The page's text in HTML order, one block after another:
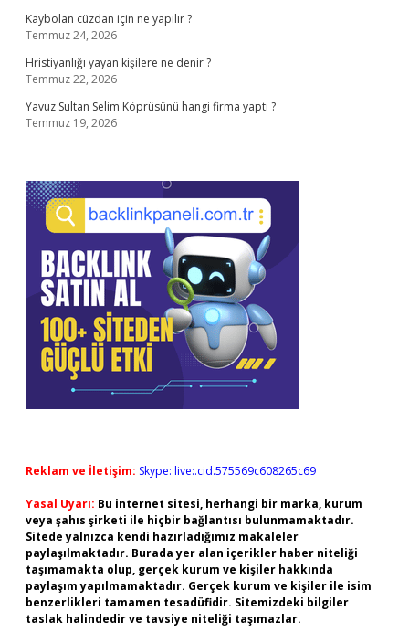
Kaybolan cüzdan için ne yapılır ?
Temmuz 24, 2026
Hristiyanlığı yayan kişilere ne denir ?
Temmuz 22, 2026
Yavuz Sultan Selim Köprüsünü hangi firma yaptı ?
Temmuz 19, 2026
Reklam ve İletişim: Skype: live:.cid.575569c608265c69
Yasal Uyarı: Bu internet sitesi, herhangi bir marka, kurum
veya şahıs şirketi ile hiçbir bağlantısı bulunmamaktadır.
Sitede yalnızca kendi hazırladığımız makaleler
paylaşılmaktadır. Burada yer alan içerikler haber niteliği
taşımamakta olup, gerçek kurum ve kişiler hakkında
paylaşım yapılmamaktadır. Gerçek kurum ve kişiler ile isim
benzerlikleri tamamen tesadüfidir. Sitemizdeki bilgiler
taslak halindedir ve tavsiye niteliği taşımazlar.